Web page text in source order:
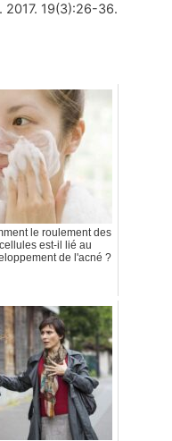
. 2017. 19(3):26-36.
le roulement des
cellules est-il lié au
de l'acné ?